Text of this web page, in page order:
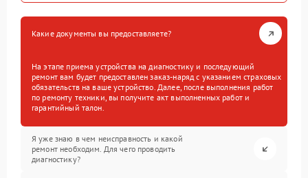
Какие документы вы предоставляете?
На этапе приема устройства на диагностику и последующий
ремонт вам будет предоставлен заказ-наряд с указанием страховых
обязательств на ваше устройство. Далее, после выполнения работ
по ремонту техники, вы получите акт выполненных работ и
гарантийный талон.
Я уже знаю в чем неисправность и какой
ремонт необходим. Для чего проводить
диагностику?